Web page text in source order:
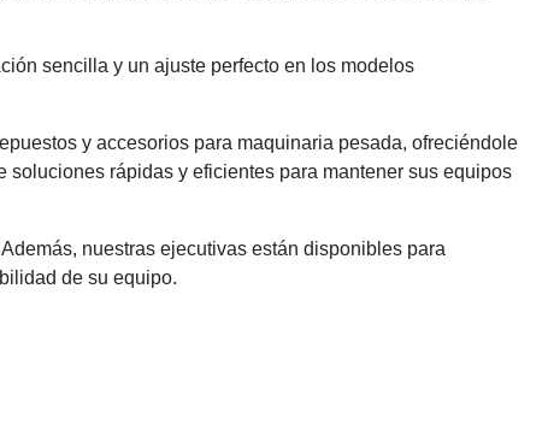
sencilla y un ajuste perfecto en los modelos
y accesorios para maquinaria pesada, ofreciéndole
soluciones rápidas y eficientes para mantener sus equipos
nuestras ejecutivas están disponibles para
de su equipo.